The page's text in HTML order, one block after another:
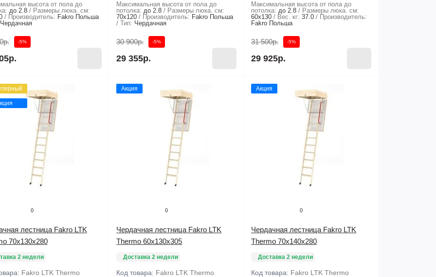
высота от пола до
до 2.8
Размеры люка. см:
Производитель: Fakro Польша
Чердачная
-5%
Максимальная высота от пола до
потолка: до 2.8
Размеры люка. см:
70x120
Производитель: Fakro Польша
Тип: Чердачная
30 900р. -5%
29 355р.
Максимальная высота от пола до
потолка: до 2.8
Размеры люка. см:
60x130
Вес. кг: 37.0
Производитель:
Fakro Польша
31 500р. -5%
29 925р.
0
лестница Fakro LTK
70х130х280
2 недели
Fakro LTK Thermo
Акция
0
Чердачная лестница Fakro LTK
Thermo 60х130х305
Доставка 2 недели
Код товара: Fakro LTK Thermo
Акция
0
Чердачная лестница Fakro LTK
Thermo 70х140х280
Доставка 2 недели
Код товара: Fakro LTK Thermo